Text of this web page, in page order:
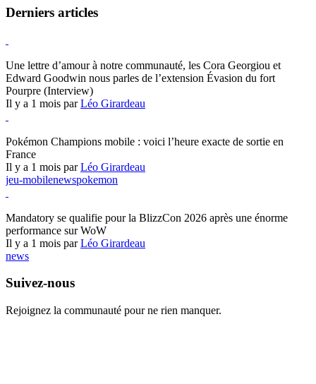
Derniers articles
Une lettre d’amour à notre communauté, les Cora Georgiou et
Edward Goodwin nous parles de l’extension Évasion du fort
Pourpre (Interview)
Il y a 1 mois parLéo Girardeau
Pokémon Champions mobile : voici l’heure exacte de sortie en
France
Il y a 1 mois parLéo Girardeau
jeu-mobilenewspokemon
Mandatory se qualifie pour la BlizzCon 2026 après une énorme
performance sur WoW
Il y a 1 mois parLéo Girardeau
news
Suivez-nous
Rejoignez la communauté pour ne rien manquer.